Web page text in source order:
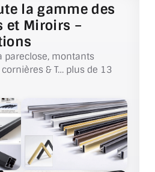
la gamme des
et Miroirs –
pareclose, montants
& T… plus de 13